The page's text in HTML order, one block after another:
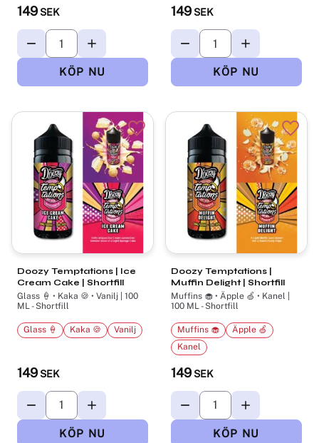
149 SEK 149 SEK
Doozy Temptations | Ice
Cream Cake | Shortfill
Glass 🍦 • Kaka 🍪 • Vanilj | 100
ML - Shortfill
149 SEK
Glass 🍦 Kaka 🍪 Vanilj
Lägg till i favoriter
Doozy Temptations |
Muffin Delight | Shortfill
Muffins 🧁 • Äpple 🍏 • Kanel |
100 ML - Shortfill
149 SEK
Muffins 🧁
Äpple 🍏
Kanel